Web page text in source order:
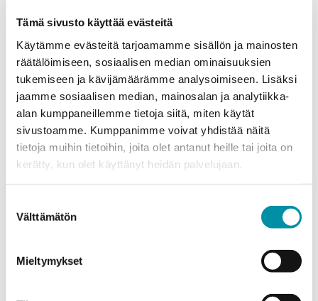
Tämä sivusto käyttää evästeitä
Käytämme evästeitä tarjoamamme sisällön ja mainosten
räätälöimiseen, sosiaalisen median ominaisuuksien
tukemiseen ja kävijämäärämme analysoimiseen. Lisäksi
jaamme sosiaalisen median, mainosalan ja analytiikka-
alan kumppaneillemme tietoja siitä, miten käytät
sivustoamme. Kumppanimme voivat yhdistää näitä
tietoja muihin tietoihin, joita olet antanut heille tai joita on
kerätty, kun olet käyttänyt heidän palvelujaan.
valinta
Välttämätön
Mieltymykset
Yhteyshenkilö*
Sähköposti*
Puhelinnumero
Valitse tuote ja syötä tilauksen määrä metreinä. Huomioithan, että
Tuote*